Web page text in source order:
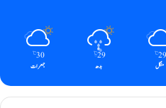
29
℃
منگل
29
℃
بدھ
30
℃
جمعرات